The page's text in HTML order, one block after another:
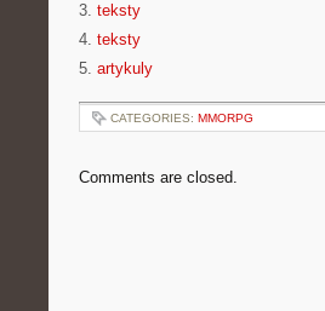
3. teksty
4. teksty
5. artykuly
CATEGORIES: MMORPG
Comments are closed.